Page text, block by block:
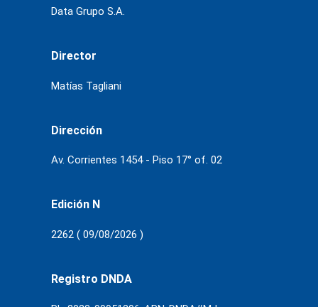
Data Grupo S.A.
Director
Matías Tagliani
Dirección
Av. Corrientes 1454 - Piso 17° of. 02
Edición N
2262 ( 09/08/2026 )
Registro DNDA